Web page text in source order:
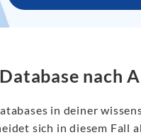
nach
in deiner
sich in diesem Fall